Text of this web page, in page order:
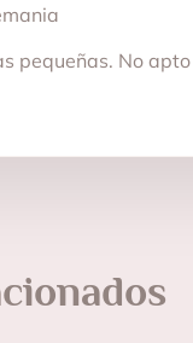
pequeñas. No